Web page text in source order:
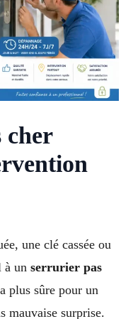
cher
une clé cassée ou
à un serrurier pas
plus sûre pour un
mauvaise surprise.